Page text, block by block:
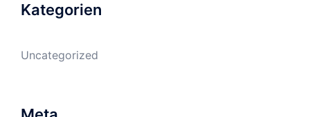
Kategorien
Uncategorized